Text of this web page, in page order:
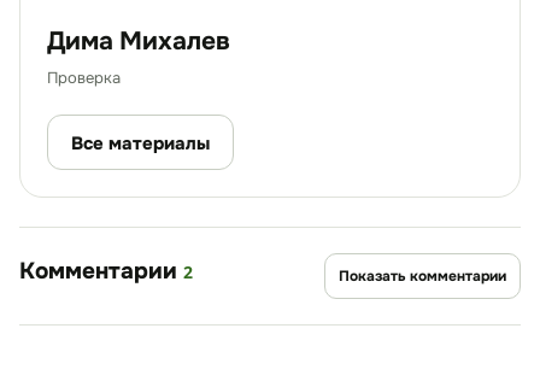
Дима Михалев
Проверка
Все материалы
Комментарии 2 Показать комментарии